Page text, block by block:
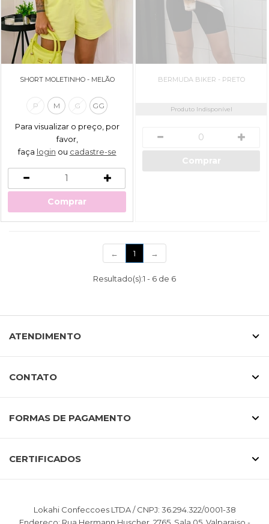
SHORT MOLETINHO - MELÃO
P M G GG
Para visualizar o preço, por
favor,
faça login ou cadastre-se
Comprar
BERMUDA BIKER - PRETO
Produto Indisponível
Comprar
← 1 (current)
→
Resultado(s):1 - 6 de 6
ATENDIMENTO
CONTATO
FORMAS DE PAGAMENTO
CERTIFICADOS
Lokahi Confeccoes LTDA / CNPJ: 36.294.322/0001-38
Endereço: Rua Hermann Huscher, 2765, Sala 05, Valparaiso -